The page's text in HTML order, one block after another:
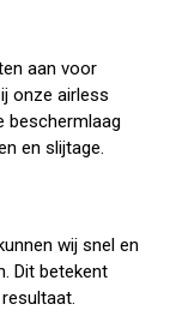
aan voor
onze airless
beschermlaag
en slijtage.
wij snel en
Dit betekent